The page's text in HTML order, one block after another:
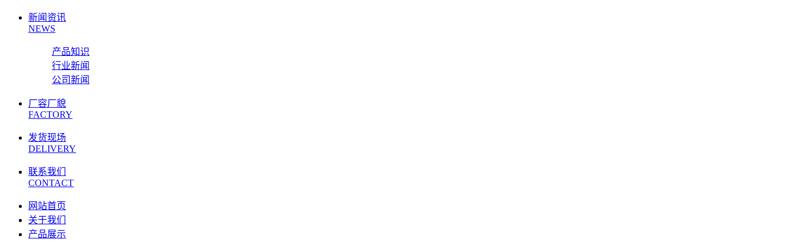
新闻资讯
NEWS
产品知识
行业新闻
公司新闻
厂容厂貌
FACTORY
发货现场
DELIVERY
联系我们
CONTACT
网站首页
关于我们
产品展示